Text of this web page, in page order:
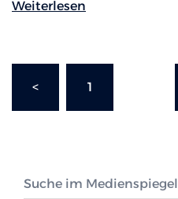
Weiterlesen
der
Beiträge
< 1
Suche im Medienspiegel